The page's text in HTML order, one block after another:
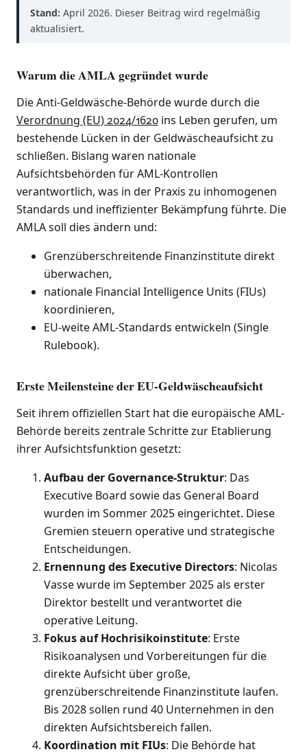
Stand: April 2026. Dieser Beitrag wird regelmäßig
aktualisiert.
Warum die AMLA gegründet wurde
Die Anti-Geldwäsche-Behörde wurde durch die
Verordnung (EU) 2024/1620 ins Leben gerufen, um
bestehende Lücken in der Geldwäscheaufsicht zu
schließen. Bislang waren nationale
Aufsichtsbehörden für AML-Kontrollen
verantwortlich, was in der Praxis zu inhomogenen
Standards und ineffizienter Bekämpfung führte. Die
AMLA soll dies ändern und:
Grenzüberschreitende Finanzinstitute direkt
überwachen,
nationale Financial Intelligence Units (FIUs)
koordinieren,
EU-weite AML-Standards entwickeln (Single
Rulebook).
Erste Meilensteine der EU-Geldwäscheaufsicht
Seit ihrem offiziellen Start hat die europäische AML-
Behörde bereits zentrale Schritte zur Etablierung
ihrer Aufsichtsfunktion gesetzt:
Aufbau der Governance-Struktur: Das
Executive Board sowie das General Board
wurden im Sommer 2025 eingerichtet. Diese
Gremien steuern operative und strategische
Entscheidungen.
Ernennung des Executive Directors: Nicolas
Vasse wurde im September 2025 als erster
Direktor bestellt und verantwortet die
operative Leitung.
Fokus auf Hochrisikoinstitute: Erste
Risikoanalysen und Vorbereitungen für die
direkte Aufsicht über große,
grenzüberschreitende Finanzinstitute laufen.
Bis 2028 sollen rund 40 Unternehmen in den
direkten Aufsichtsbereich fallen.
Koordination mit FIUs: Die Behörde hat